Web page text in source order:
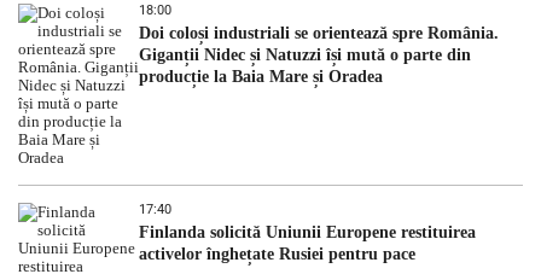
18:00
Doi coloși industriali se orientează spre România.
Giganții Nidec și Natuzzi își mută o parte din
producție la Baia Mare și Oradea
17:40
Finlanda solicită Uniunii Europene restituirea
activelor înghețate Rusiei pentru pace